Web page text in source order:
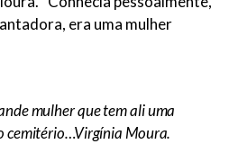
era uma mulher
mulher que tem ali uma
cemitério…Virgínia Moura.